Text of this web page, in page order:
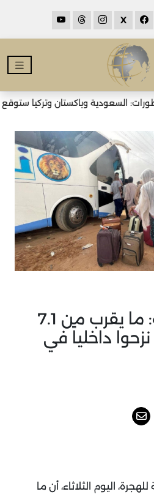
X
السعودية وباكستان وتركيا ستوقع
الهجرة الدولية: ما يقرب من 7.1
داخلياً في
اليوم الثلاثاء، أن ما